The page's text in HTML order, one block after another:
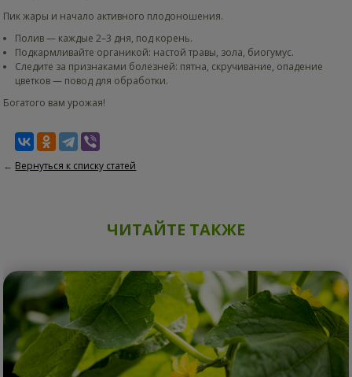
Пик жары и начало активного плодоношения.
Полив — каждые 2–3 дня, под корень.
Подкармливайте органикой: настой травы, зола, биогумус.
Следите за признаками болезней: пятна, скручивание, опадение
цветков — повод для обработки.
Богатого вам урожая!
← Вернуться к списку статей
ЧИТАЙТЕ ТАКЖЕ